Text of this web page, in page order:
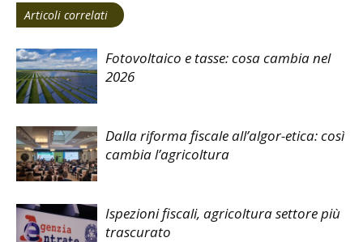
Articoli correlati
Fotovoltaico e tasse: cosa cambia nel
2026
Dalla riforma fiscale all’algor-etica: così
cambia l’agricoltura
Ispezioni fiscali, agricoltura settore più
trascurato